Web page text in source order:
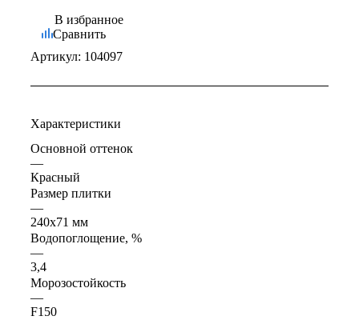
В избранное
Сравнить
Артикул: 104097
Характеристики
Основной оттенок
—
Красный
Размер плитки
—
240x71 мм
Водопоглощение, %
—
3,4
Морозостойкость
—
F150